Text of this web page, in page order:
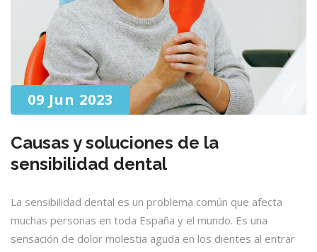
09 Jun 2023
Causas y soluciones de la
sensibilidad dental
La sensibilidad dental es un problema común que afecta
muchas personas en toda España y el mundo. Es una
sensación de dolor molestia aguda en los dientes al entrar